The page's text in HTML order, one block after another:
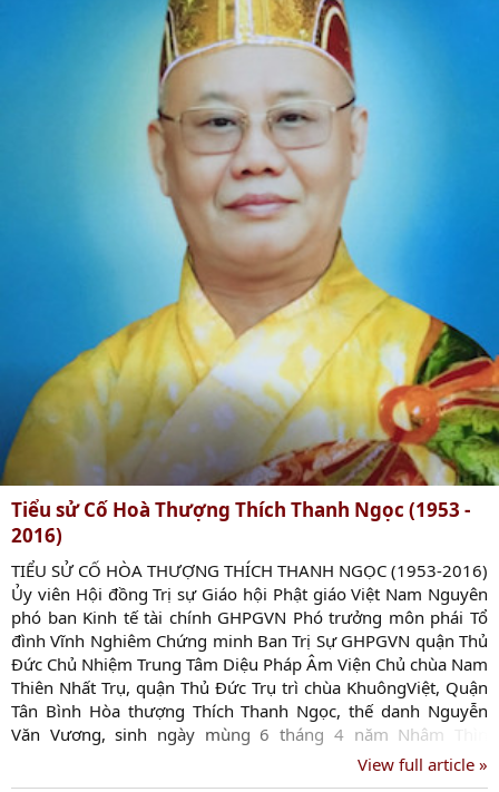
Tiểu sử Cố Hoà Thượng Thích Thanh Ngọc (1953 -
2016)
TIỂU SỬ CỐ HÒA THƯỢNG THÍCH THANH NGỌC (1953-2016)
Ủy viên Hội đồng Trị sự Giáo hội Phật giáo Việt Nam Nguyên
phó ban Kinh tế tài chính GHPGVN Phó trưởng môn phái Tổ
đình Vĩnh Nghiêm Chứng minh Ban Trị Sự GHPGVN quận Thủ
Đức Chủ Nhiệm Trung Tâm Diệu Pháp Âm Viện Chủ chùa Nam
Thiên Nhất Trụ, quận Thủ Đức Trụ trì chùa KhuôngViệt, Quận
Tân Bình Hòa thượng Thích Thanh Ngọc, thế danh Nguyễn
Văn Vương, sinh ngày mùng 6 tháng 4 năm Nhâm Thìn
(1953) tại xã Lộc Tấn, huyện Lộc Ninh, tỉnh Bình Phước. Ngài
View full article »